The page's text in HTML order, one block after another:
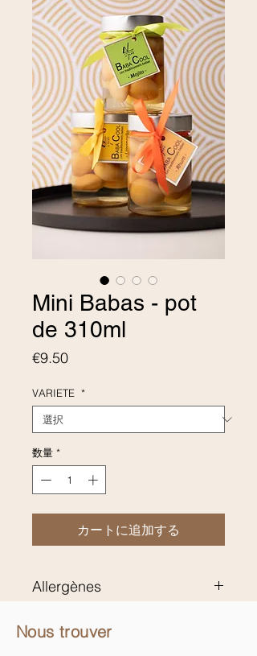
Mini Babas - pot
de 310ml
€9.50価格
VARIETE *
数量 *
カートに追加する
Allergènes
Nous trouver